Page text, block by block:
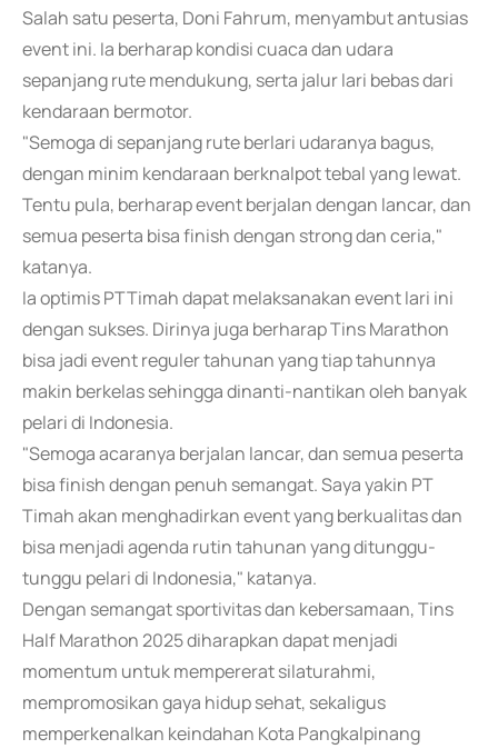
Salah satu peserta, Doni Fahrum, menyambut antusias
event ini. Ia berharap kondisi cuaca dan udara
sepanjang rute mendukung, serta jalur lari bebas dari
kendaraan bermotor.
"Semoga di sepanjang rute berlari udaranya bagus,
dengan minim kendaraan berknalpot tebal yang lewat.
Tentu pula, berharap event berjalan dengan lancar, dan
semua peserta bisa finish dengan strong dan ceria,"
katanya.
Ia optimis PTTimah dapat melaksanakan event lari ini
dengan sukses. Dirinya juga berharap Tins Marathon
bisa jadi event reguler tahunan yang tiap tahunnya
makin berkelas sehingga dinanti-nantikan oleh banyak
pelari di Indonesia.
"Semoga acaranya berjalan lancar, dan semua peserta
bisa finish dengan penuh semangat. Saya yakin PT
Timah akan menghadirkan event yang berkualitas dan
bisa menjadi agenda rutin tahunan yang ditunggu-
tunggu pelari di Indonesia," katanya.
Dengan semangat sportivitas dan kebersamaan, Tins
Half Marathon 2025 diharapkan dapat menjadi
momentum untuk mempererat silaturahmi,
mempromosikan gaya hidup sehat, sekaligus
memperkenalkan keindahan Kota Pangkalpinang